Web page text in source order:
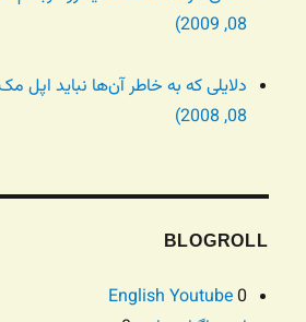
08, 2009)
دلایلی که به خاطر آن‌ها نباید
08, 2008)
BLOGROLL
English Youtube0